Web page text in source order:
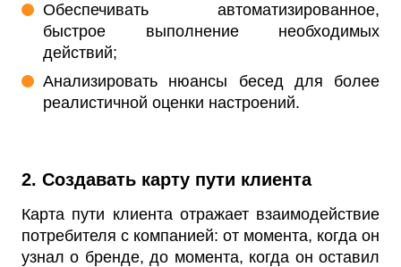
Обеспечивать автоматизированное,
быстрое выполнение необходимых
действий;
Анализировать нюансы бесед для более
реалистичной оценки настроений.
2. Создавать карту пути клиента
Карта пути клиента отражает взаимодействие
потребителя с компанией: от момента, когда он
узнал о бренде, до момента, когда он оставил